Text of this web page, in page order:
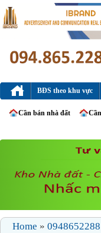
BĐS theo khu vực
Cần bán nhà đất
Home » 0948652288